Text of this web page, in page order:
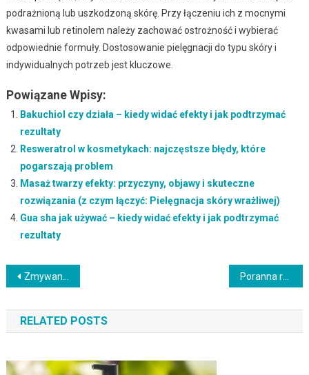
podrażnioną lub uszkodzoną skórę. Przy łączeniu ich z mocnymi
kwasami lub retinolem należy zachować ostrożność i wybierać
odpowiednie formuły. Dostosowanie pielęgnacji do typu skóry i
indywidualnych potrzeb jest kluczowe.
Powiązane Wpisy:
Bakuchiol czy działa – kiedy widać efekty i jak podtrzymać
rezultaty
Resweratrol w kosmetykach: najczęstsze błędy, które
pogarszają problem
Masaż twarzy efekty: przyczyny, objawy i skuteczne
rozwiązania (z czym łączyć: Pielęgnacja skóry wrażliwej)
Gua sha jak używać – kiedy widać efekty i jak podtrzymać
rezultaty
Nawigacja
wpisu
Zmywanie oleju z twarzy jak w domowej pielęgnacji: najlepsze składniki i rutyna Poranna rutyna anti aging a inne składniki: jak łączyć i nie podrażnić
RELATED POSTS